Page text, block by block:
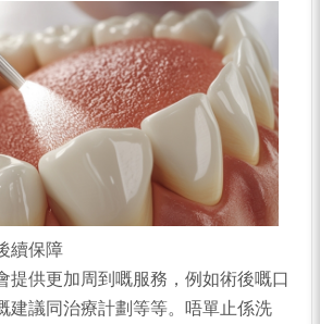
續保障
提供更加周到嘅服務，例如術後嘅口
建議同治療計劃等等。唔單止係洗